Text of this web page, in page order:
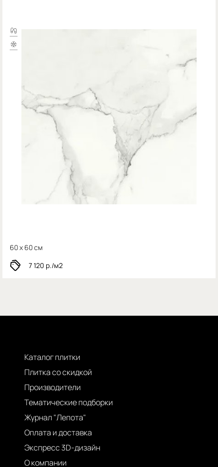
60 x 60 см
7 120 р./м2
Каталог плитки
Плитка со скидкой
Производители
Тематические подборки
Журнал "Лепота"
Оплата и доставка
Экспресс 3D-дизайн
О компании